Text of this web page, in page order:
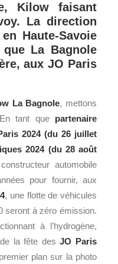
Kilow faisant
La direction
Haute-Savoie
La Bagnole
aux JO Paris
La Bagnole, mettons
En tant que partenaire
2024 (du 26 juillet
2024 (du 28 août
automobile
pour fournir, aux
, une flotte de véhicules
seront à zéro émission.
à l’hydrogène,
la fête desJO Paris
plan sur la photo